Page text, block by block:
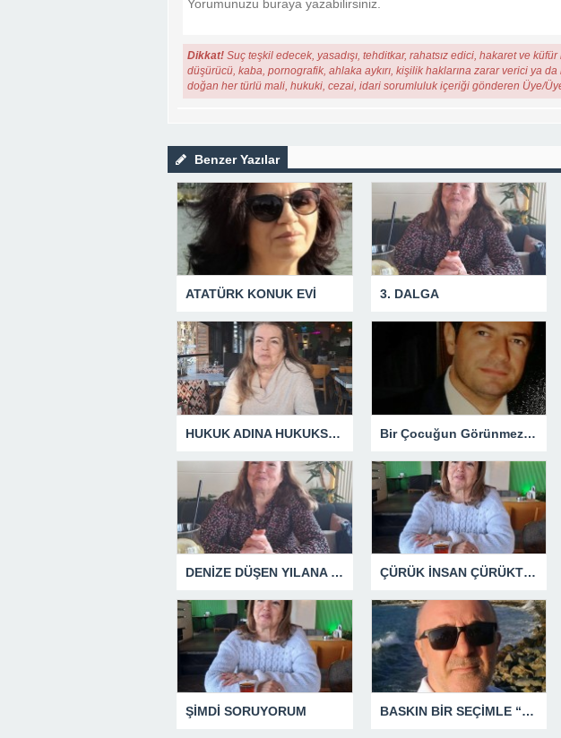
Dikkat! Suç teşkil edecek, yasadışı, tehditkar, rahatsız edici, hakaret ve küfür
düşürücü, kaba, pornografik, ahlaka aykırı, kişilik haklarına zarar verici ya
doğan her türlü mali, hukuki, cezai, idari sorumluluk içeriği gönderen Üye/
Benzer Yazılar
ATATÜRK KONUK EVİ 3. DALGA
HUKUK ADINA HUKUKSUZLUK Bir Çocuğun Görünmez Yaraları – 42 “Kırık Şehirlerin Çocukları”
DENİZE DÜŞEN YILANA SARILIR ÇÜRÜK İNSAN ÇÜRÜKTÜR
ŞİMDİ SORUYORUM BASKIN BİR SEÇİMLE “YENİ PARTİ”Yİ DEVRE DIŞI BIRAKMAK İÇİN DÜĞMEYE Mİ BASILDI?